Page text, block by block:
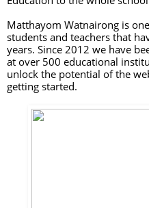
Matthayom Watnairong is
students and teachers that
years. Since 2012 we have
at over 500 educational
unlock the potential of the
getting started.